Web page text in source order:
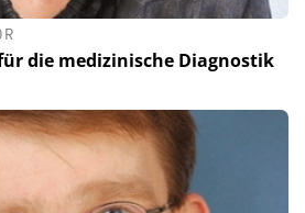
die medizinische Diagnostik